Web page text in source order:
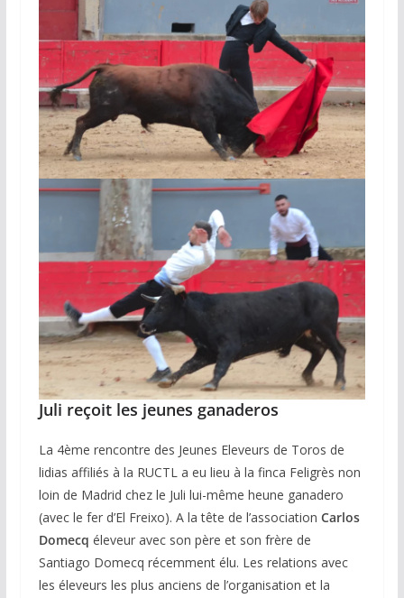
Juli reçoit les jeunes ganaderos
La 4ème rencontre des Jeunes Eleveurs de Toros de
lidias affiliés à la RUCTL a eu lieu à la finca Feligrès non
loin de Madrid chez le Juli lui-même heune ganadero
(avec le fer d’El Freixo). A la tête de l’association Carlos
Domecq éleveur avec son père et son frère de
Santiago Domecq récemment élu. Les relations avec
les éleveurs les plus anciens de l’organisation et la